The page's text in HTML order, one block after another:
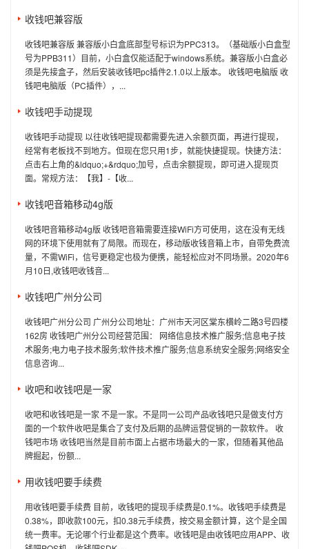
收钱吧兼容版
收钱吧兼容版 兼容版小白盒底部型号标识为PPC313。（基础版小白盒型
号为PPB311）目前，小白盒仅能适配于windows系统。兼容版小白盒必
须是先接盒子，然后安装收钱吧pc插件2.1.0以上版本。 收钱吧电脑版 收
钱吧电脑版（PC插件），...
收钱吧手动提现
收钱吧手动提现 以往收钱吧提现都需要先进入余额页面，再进行提现，
经常有老板找不到地方。但现在您只用1步，就能快捷提现。快捷方法：
点击右上角的&ldquo;+&rdquo;加号，点击余额提现，即可进入提现页
面。常规方法：【我】-【收...
收钱吧音箱移动4g版
收钱吧音箱移动4g版 收钱吧音箱需要连接WiFi方可使用，这在没有无线
网的环境下使用就有了局限。而现在，移动版收钱音箱上市，自带免费流
量，不需WiFi，信号更稳定也极为便携，能轻松应对不同场景。2020年6
月10日,收钱吧收钱音...
收钱吧广州分公司
收钱吧广州分公司 广州分公司地址：广州市天河区棠东横岭二路3号四楼
162房 收钱吧广州分公司经营范围： 网络信息技术推广服务;信息电子技
术服务;电力电子技术服务;软件技术推广服务;信息系统安全服务;网络安全
信息咨询...
收吧和收钱吧是一家
收吧和收钱吧是一家 不是一家。不是同一公司产品收钱吧只是做支付方
面的一个软件收吧是集合了支付及后期的品牌运营促销的一款软件。 收
钱吧市场 收钱吧当然是目前市面上占据市场最大的一家，但随着其他品
牌掘起，份额...
用收钱吧要手续费
用收钱吧要手续费 目前，收钱吧的提现手续费是0.1%。收钱吧手续费是
0.38%，即收款100元，扣0.38元手续费，按交易金额计算，这个是全国
统一费率。无论哪个行业都是这个费率。收钱吧是由收钱吧应用APP、收